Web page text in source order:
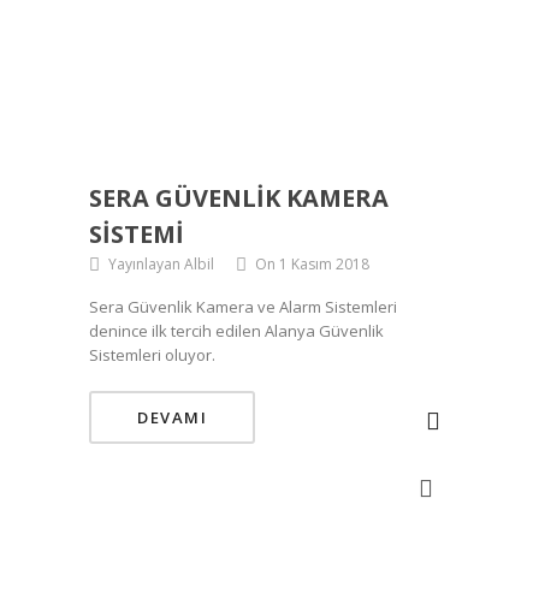
SERA GÜVENLIK KAMERA
SISTEMI
Yayınlayan Albil On 1 Kasım 2018
Sera Güvenlik Kamera ve Alarm Sistemleri
denince ilk tercih edilen Alanya Güvenlik
Sistemleri oluyor.
DEVAMI